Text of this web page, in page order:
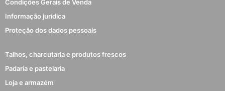
Condições Gerais de Venda
Informação jurídica
Proteção dos dados pessoais
Talhos, charcutaria e produtos frescos
Padaria e pastelaria
Loja e armazém